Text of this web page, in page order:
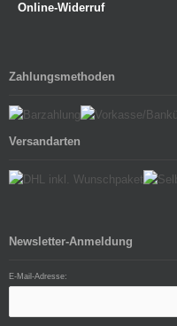
Online-Widerruf
Zahlungsmethoden
Versandarten
Newsletter-Anmeldung
E-Mail-Adresse: